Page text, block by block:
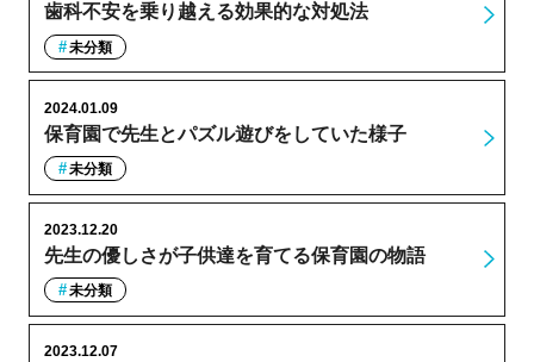
歯科不安を乗り越える効果的な対処法
未分類
保育園で先生とパズル遊びをしていた様子
2024.01.09
未分類
先生の優しさが子供達を育てる保育園の物語
2023.12.20
未分類
2023.12.07